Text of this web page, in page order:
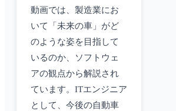
動画では、製造業にお
いて「未来の車」がど
のような姿を目指して
いるのか、ソフトウェ
アの観点から解説され
ています。ITエンジニア
として、今後の自動車